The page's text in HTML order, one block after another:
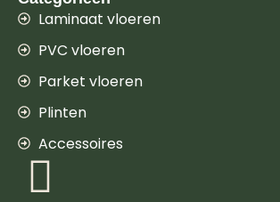
Laminaat vloeren
PVC vloeren
Parket vloeren
Plinten
Accessoires